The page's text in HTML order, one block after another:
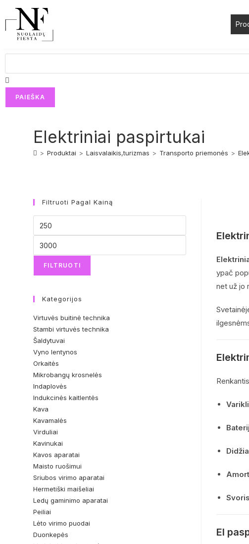
PAIEŠKA
Elektriniai paspirtukai
> Produktai > Laisvalaikis,turizmas > Transporto priemonės >
ypač
net už jo
Renkantis
El
Filtruoti Pagal Kainą
FILTRUOTI
Kategorijos
Virtuvės buitinė technika
Stambi virtuvės technika
Šaldytuvai
Vyno lentynos
Orkaitės
Mikrobangų krosnelės
Indaplovės
Indukcinės kaitlentės
Kava
Kavamalės
Virduliai
Kavinukai
Kavos aparatai
Maisto ruošimui
Sriubos virimo aparatai
Hermetiški maišeliai
Ledų gaminimo aparatai
Peiliai
Lėto virimo puodai
Duonkepės